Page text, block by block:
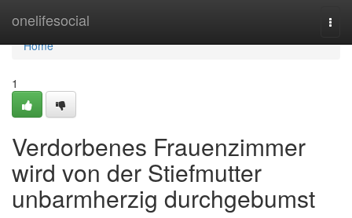
onelifesocial
Home
Home
1
Verdorbenes Frauenzimmer
wird von der Stiefmutter
unbarmherzig durchgebumst